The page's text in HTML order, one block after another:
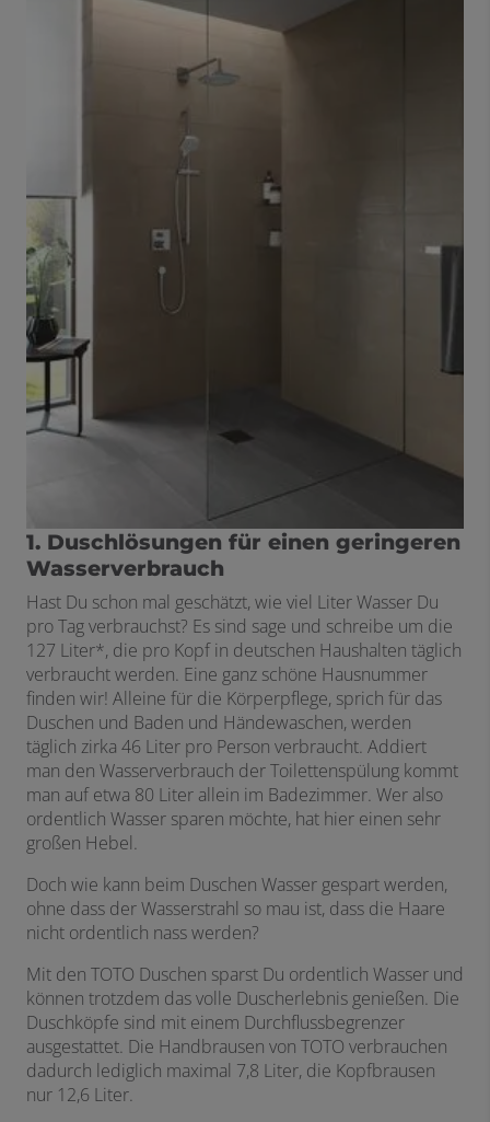
1. Duschlösungen für einen geringeren
Wasserverbrauch
Hast Du schon mal geschätzt, wie viel Liter Wasser Du
pro Tag verbrauchst? Es sind sage und schreibe um die
127 Liter*, die pro Kopf in deutschen Haushalten täglich
verbraucht werden. Eine ganz schöne Hausnummer
finden wir! Alleine für die Körperpflege, sprich für das
Duschen und Baden und Händewaschen, werden
täglich zirka 46 Liter pro Person verbraucht. Addiert
man den Wasserverbrauch der Toilettenspülung kommt
man auf etwa 80 Liter allein im Badezimmer. Wer also
ordentlich Wasser sparen möchte, hat hier einen sehr
großen Hebel.
Doch wie kann beim Duschen Wasser gespart werden,
ohne dass der Wasserstrahl so mau ist, dass die Haare
nicht ordentlich nass werden?
Mit den TOTO Duschen sparst Du ordentlich Wasser und
können trotzdem das volle Duscherlebnis genießen. Die
Duschköpfe sind mit einem Durchflussbegrenzer
ausgestattet. Die Handbrausen von TOTO verbrauchen
dadurch lediglich maximal 7,8 Liter, die Kopfbrausen
nur 12,6 Liter.